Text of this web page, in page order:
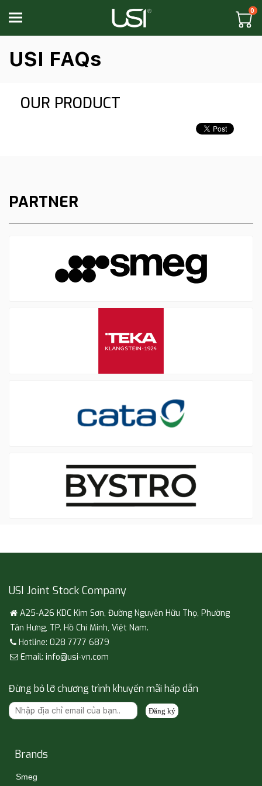
Toggle navigation
0
USI FAQs
OUR PRODUCT
PARTNER
USI Joint Stock Company
A25-A26 KDC Kim Sơn, Đường Nguyễn Hữu Thọ, Phường
Tân Hưng, TP. Hồ Chí Minh, Việt Nam.
Hotline: 028 7777 6879
Email: info@usi-vn.com
Đừng bỏ lỡ chương trình khuyến mãi hấp dẫn
Đăng ký
Brands
Smeg